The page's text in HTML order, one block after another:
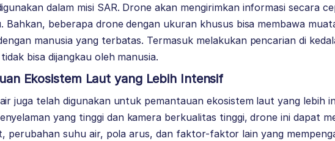
dalam misi SAR. Drone akan mengirimkan informasi secara
beberapa drone dengan ukuran khusus bisa membawa
manusia yang terbatas. Termasuk melakukan pencarian di
bisa dijangkau oleh manusia.
Ekosistem Laut yang Lebih Intensif
juga telah digunakan untuk pemantauan ekosistem laut yang lebih
yang tinggi dan kamera berkualitas tinggi, drone ini dapat
perubahan suhu air, pola arus, dan faktor-faktor lain yang